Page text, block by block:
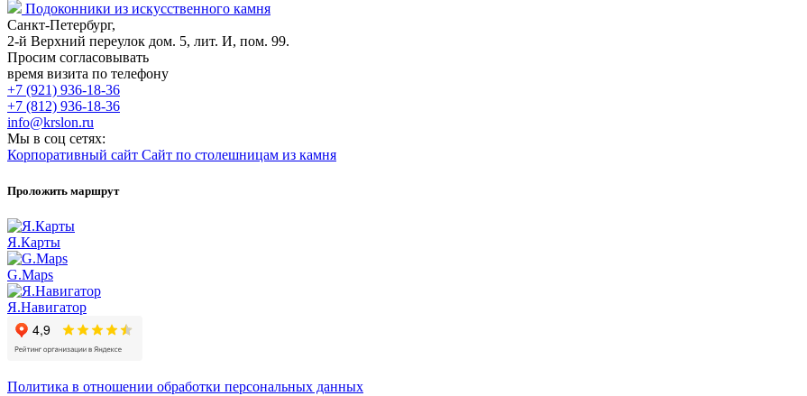
Подоконники из искусственного камня
Санкт-Петербург,
2-й Верхний переулок дом. 5, лит. И, пом. 99.
Просим согласовывать
время визита по телефону
+7 (921) 936-18-36
+7 (812) 936-18-36
info@krslon.ru
Мы в соц сетях:
Корпоративный сайт Сайт по столешницам из камня
Проложить маршрут
Я.Карты
G.Maps
Я.Навигатор
Политика в отношении обработки персональных данных